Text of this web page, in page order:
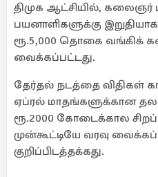
திமுக ஆட்சியில், கலைஞர்
பயனாளிகளுக்கு
ரூ.5,000 தொகை வங்கிக்
வைக்கப்பட்டது.
தேர்தல் நடத்தை விதிகள்
ஏப்ரல் மாதங்களுக்கான
ரூ.2000 கோடைக்கால
முன்கூட்டியே வரவு
குறிப்பிடத்தக்கது.